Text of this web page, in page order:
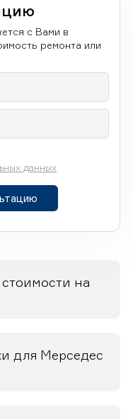
с Вами в
ремонта или
данных
на
для Мерседес